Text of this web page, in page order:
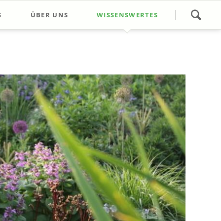
überspringen
Termine
ÜBER UNS
Unser Gärtnerei-Team
Eidmann Plus Ausflug
WISSENSWERTES